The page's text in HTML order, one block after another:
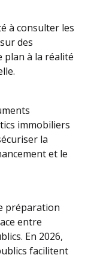
à consulter les
des
plan à la réalité
immobiliers
la
et le
préparation
entre
En 2026,
facilitent